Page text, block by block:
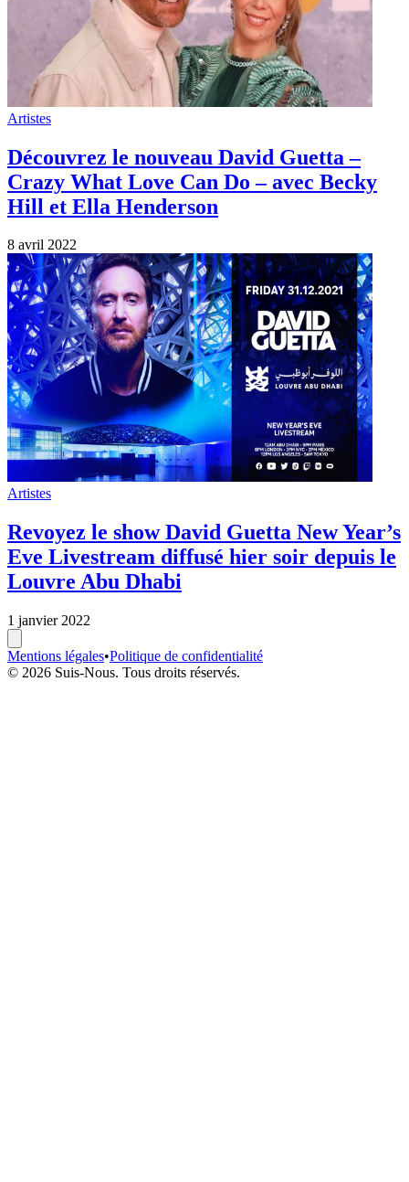
Artistes
Découvrez le nouveau David Guetta –
Crazy What Love Can Do – avec Becky
Hill et Ella Henderson
8 avril 2022
Artistes
Revoyez le show David Guetta New Year’s
Eve Livestream diffusé hier soir depuis le
Louvre Abu Dhabi
1 janvier 2022
Mentions légales•Politique de confidentialité
© 2026 Suis-Nous. Tous droits réservés.